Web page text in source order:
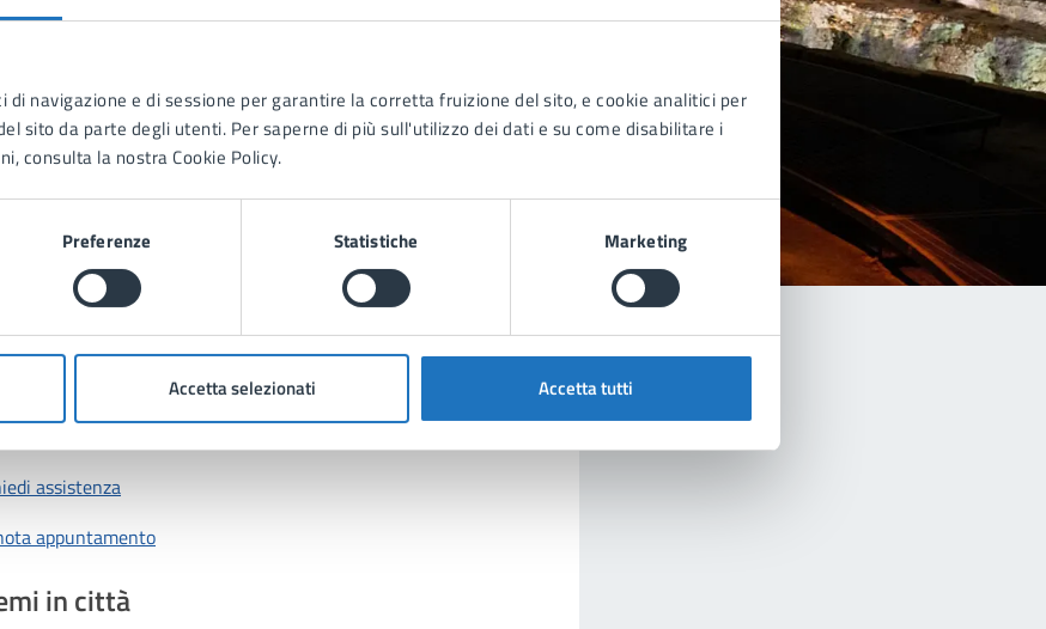
di navigazione e di sessione per garantire la corretta fruizione del sito, e cookie analitici per
sito da parte degli utenti. Per saperne di più sull'utilizzo dei dati e su come disabilitare i
consulta la nostra Cookie Policy.
Preferenze Statistiche Marketing
Accetta selezionati Accetta tutti
sono chiare le informazioni su questa
Valuta 5 stelle su 5
Valuta 4 stelle su 5
Valuta 3 stelle su 5
2 stelle su 5
stelle su 5
assistenza
appuntamento
in città